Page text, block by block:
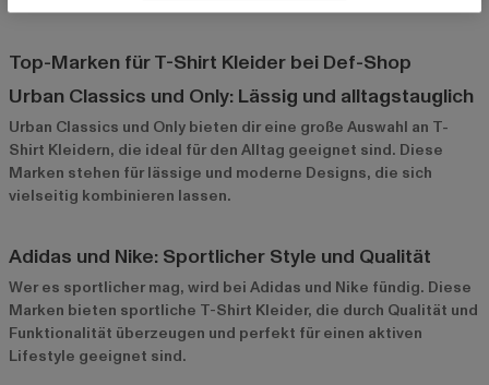
Top-Marken für T-Shirt Kleider bei Def-Shop
Urban Classics und Only: Lässig und alltagstauglich
Urban Classics und Only bieten dir eine große Auswahl an T-
Shirt Kleidern, die ideal für den Alltag geeignet sind. Diese
Marken stehen für lässige und moderne Designs, die sich
vielseitig kombinieren lassen.
Adidas und Nike: Sportlicher Style und Qualität
Wer es sportlicher mag, wird bei Adidas und Nike fündig. Diese
Marken bieten sportliche T-Shirt Kleider, die durch Qualität und
Funktionalität überzeugen und perfekt für einen aktiven
Lifestyle geeignet sind.